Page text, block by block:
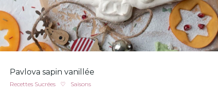
Pavlova sapin vanillée
Recettes Sucrées ♡ Saisons